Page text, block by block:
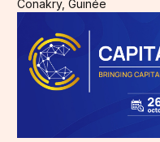
Conakry, Guinée